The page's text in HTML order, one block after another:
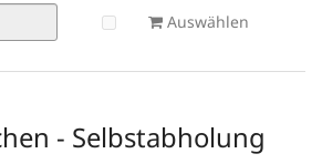
Auswählen
- Selbstabholung